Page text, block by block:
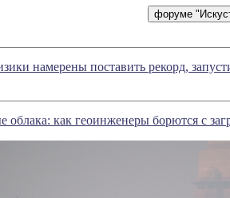
намерены поставить рекорд,
облака: как геоинженеры борются с